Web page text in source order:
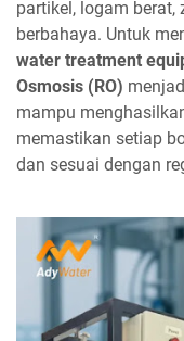
partikel, logam
berbahaya. Untuk
water treatment
Osmosis (RO)
mampu
memastikan setiap
dan sesuai dengan